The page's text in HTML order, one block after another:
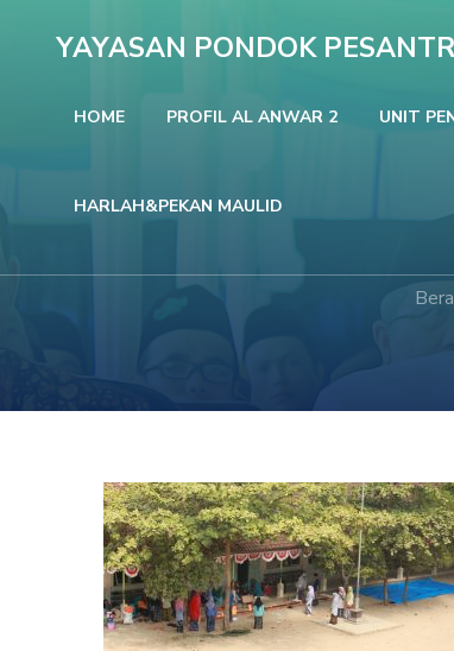
YAYASAN PONDOK
HOME PROFIL AL ANWAR 2 UNIT
HARLAH&PEKAN MAULID